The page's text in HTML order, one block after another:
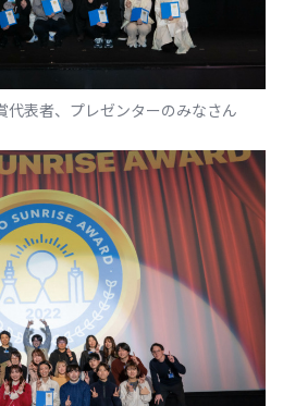
代表者、プレゼンターのみなさん